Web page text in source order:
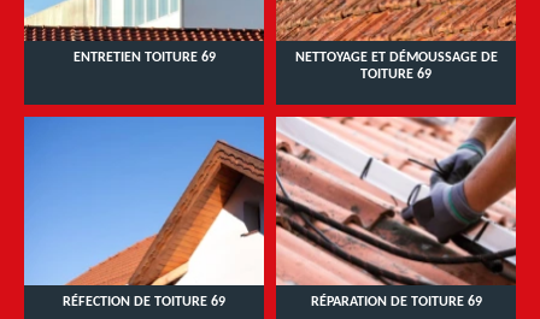
ENTRETIEN TOITURE 69
NETTOYAGE ET DÉMOUSSAGE DE
TOITURE 69
RÉFECTION DE TOITURE 69 RÉPARATION DE TOITURE 69